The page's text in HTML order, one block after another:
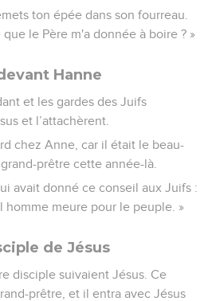
ton épée dans son fourreau.
le Père m'a donnée à boire ? »
Hanne
et les gardes des Juifs
et l’attachèrent.
chez Anne, car il était le beau-
prêtre cette année-là.
avait donné ce conseil aux Juifs :
homme meure pour le peuple. »
de Jésus
disciple suivaient Jésus. Ce
prêtre, et il entra avec Jésus